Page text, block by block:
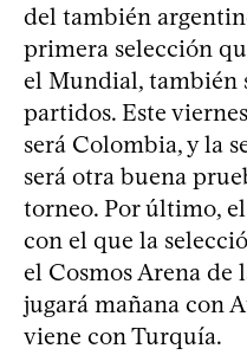
del también
primera selección
el Mundial, también
partidos. Este
será Colombia, y la
será otra buena
torneo. Por último,
con el que la
el Cosmos Arena de
jugará mañana con
viene con Turquía.